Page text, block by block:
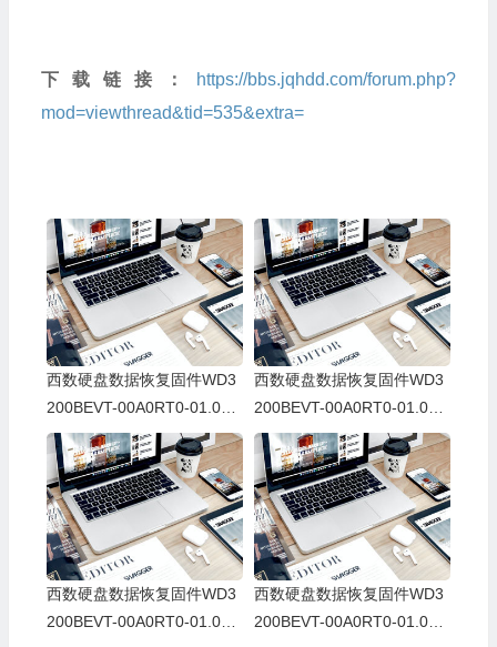
下载链接：
https://bbs.jqhdd.com/forum.php?
mod=viewthread&tid=535&extra=
西数硬盘数据恢复固件WD3
200BEVT-00A0RT0-01.01A
01-WD-WX71A8008029-00
140025
西数硬盘数据恢复固件WD3
200BEVT-00A0RT0-01.01A
01-WD-WX81A10D9154-13
00cp
西数硬盘数据恢复固件WD3
200BEVT-00A0RT0-01.01A
西数硬盘数据恢复固件WD3
200BEVT-00A0RT0-01.01A